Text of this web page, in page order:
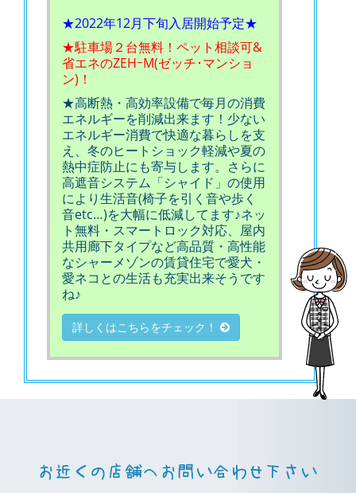
★2022年12月下旬入居開始予定★
★駐車場２台無料！ペット相談可&
省エネのZEHｰM(ゼッチ･マンショ
ン)！
★高断熱・高効率設備で毎月の消費
エネルギーを削減出来ます！少ない
エネルギー消費で快適な暮らしを支
え、冬のヒートショック軽減や夏の
熱中症防止にも寄与します。さらに
高遮音システム「シャイド」の使用
により生活音(椅子を引く音や歩く
音etc…)を大幅に低減してます♪ネッ
ト無料・スマートロック対応、屋内
共用廊下タイプなど高品質・高性能
なシャーメゾンの賃貸住宅で愛犬・
愛ネコとの生活も充実出来そうです
ね♪
詳しくはこちらをチェック！